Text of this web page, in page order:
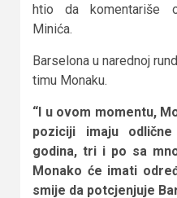
htio da komentariše
Minića.
Barselona u narednoj
timu Monaku.
“I u ovom momentu,
poziciji imaju
godina, tri i po sa
Monako će imati
smije da potcjenjuje